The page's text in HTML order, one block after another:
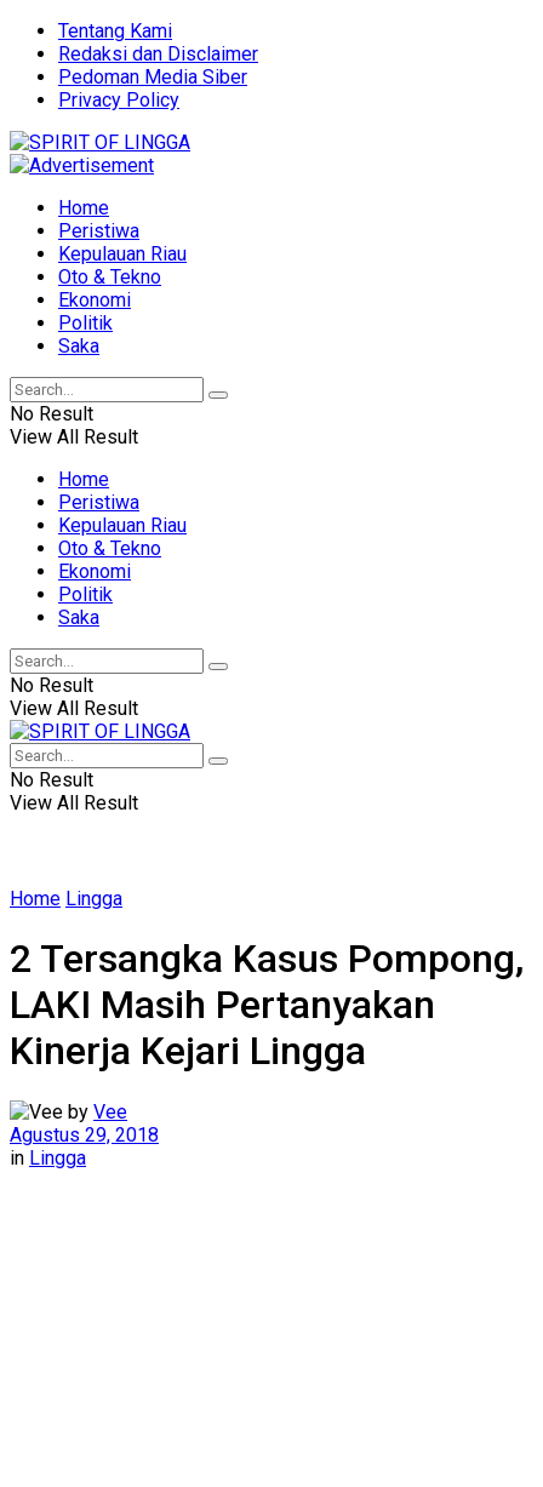
Tentang Kami
Redaksi dan Disclaimer
Pedoman Media Siber
Privacy Policy
Home
Peristiwa
Kepulauan Riau
Oto & Tekno
Ekonomi
Politik
Saka
No Result
View All Result
Home
Peristiwa
Kepulauan Riau
Oto & Tekno
Ekonomi
Politik
Saka
No Result
View All Result
No Result
View All Result
Home Lingga
2 Tersangka Kasus Pompong,
LAKI Masih Pertanyakan
Kinerja Kejari Lingga
by Vee
Agustus 29, 2018
in Lingga